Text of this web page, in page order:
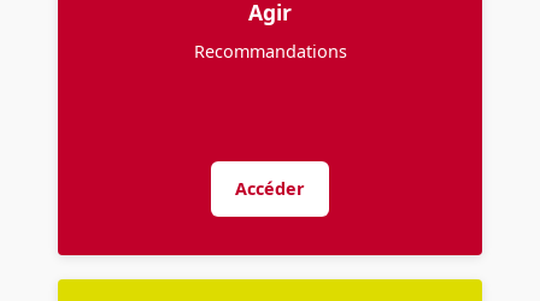
Agir
Recommandations
Accéder